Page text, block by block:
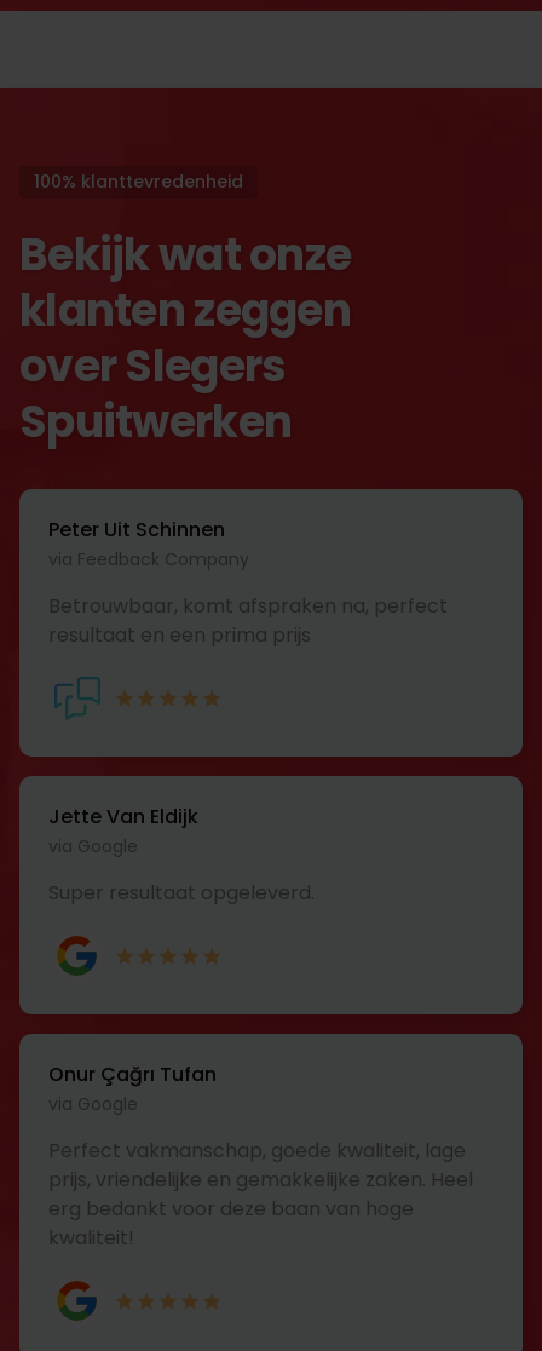
100% klanttevredenheid
Bekijk wat onze
klanten zeggen
over Slegers
Spuitwerken
Peter Uit Schinnen
via Feedback Company
Betrouwbaar, komt afspraken na, perfect
resultaat en een prima prijs
Jette Van Eldijk
via Google
Super resultaat opgeleverd.
Onur Çağrı Tufan
via Google
Perfect vakmanschap, goede kwaliteit, lage
prijs, vriendelijke en gemakkelijke zaken. Heel
erg bedankt voor deze baan van hoge
kwaliteit!